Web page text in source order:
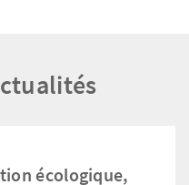
écologique,